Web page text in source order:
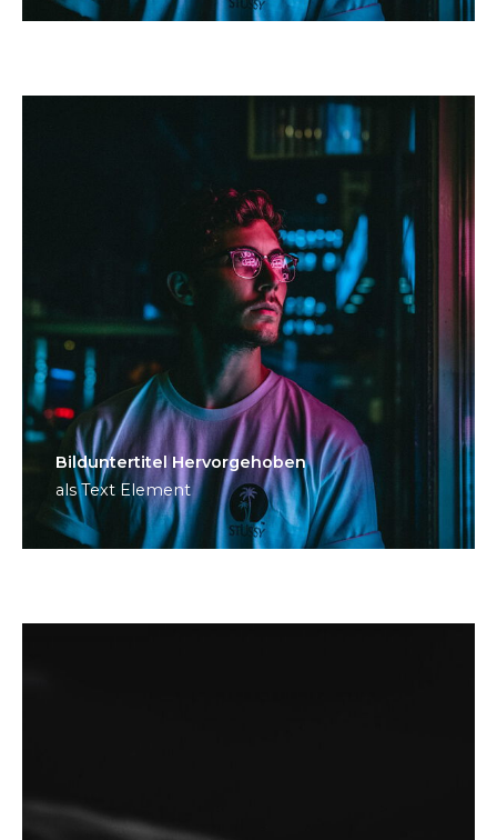
Bild­unter­titel Hervorgehoben
als Text Element